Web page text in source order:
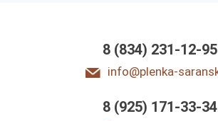
8 (834) 231-12-95
info@plenka-
8 (925) 171-33-34